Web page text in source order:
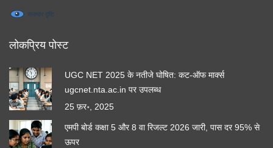
लोकप्रिय पोस्ट
UGC NET 2025 के नतीजे घोषित: कट-ऑफ मार्क्स
ugcnet.nta.ac.in पर उपलब्ध
25 फ़र॰, 2025
एमपी बोर्ड कक्षा 5 और 8 वा रिजल्ट 2026 जारी, पास दर 95% से
ऊपर